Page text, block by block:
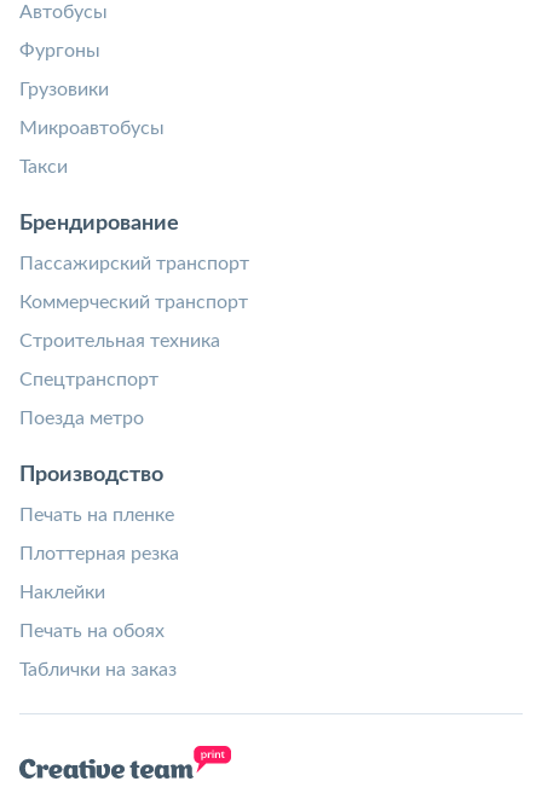
Автобусы
Фургоны
Грузовики
Микроавтобусы
Такси
Брендирование
Пассажирский транспорт
Коммерческий транспорт
Строительная техника
Спецтранспорт
Поезда метро
Производство
Печать на пленке
Плоттерная резка
Наклейки
Печать на обоях
Таблички на заказ